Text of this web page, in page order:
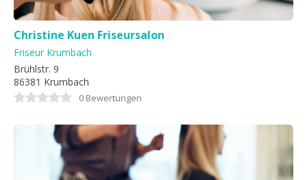
Christine Kuen Friseursalon
Friseur Krumbach
Brühlstr. 9
86381 Krumbach
0 Bewertungen